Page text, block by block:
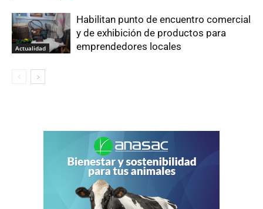
Actualidad
Habilitan punto de encuentro comercial
y de exhibición de productos para
emprendedores locales